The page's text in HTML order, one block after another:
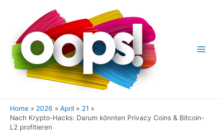
Home 2026 April
21
Nach Krypto-Hacks: Darum könnten Privacy Coins & Bitcoin-
L2 profitieren